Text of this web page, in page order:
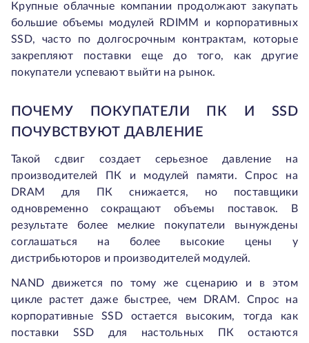
Крупные облачные компании продолжают закупать
большие объемы модулей RDIMM и корпоративных
SSD, часто по долгосрочным контрактам, которые
закрепляют поставки еще до того, как другие
покупатели успевают выйти на рынок.
ПОЧЕМУ ПОКУПАТЕЛИ ПК И SSD
ПОЧУВСТВУЮТ ДАВЛЕНИЕ
Такой сдвиг создает серьезное давление на
производителей ПК и модулей памяти. Спрос на
DRAM для ПК снижается, но поставщики
одновременно сокращают объемы поставок. В
результате более мелкие покупатели вынуждены
соглашаться на более высокие цены у
дистрибьюторов и производителей модулей.
NAND движется по тому же сценарию и в этом
цикле растет даже быстрее, чем DRAM. Спрос на
корпоративные SSD остается высоким, тогда как
поставки SSD для настольных ПК остаются